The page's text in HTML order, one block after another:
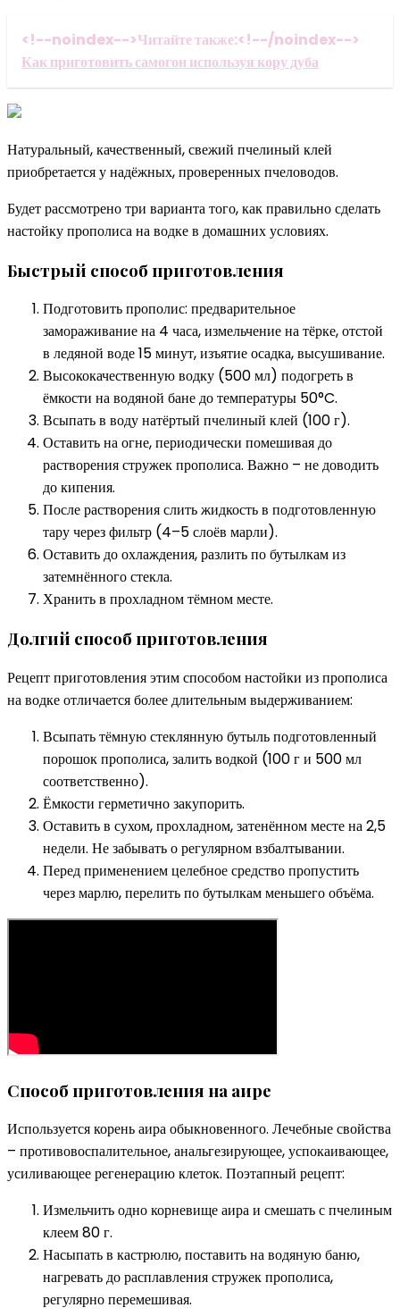
<!--noindex-->Читайте также:<!--/noindex-->
Как приготовить самогон используя кору дуба
Натуральный, качественный, свежий пчелиный клей
приобретается у надёжных, проверенных пчеловодов.
Будет рассмотрено три варианта того, как правильно сделать
настойку прополиса на водке в домашних условиях.
Быстрый способ приготовления
Подготовить прополис: предварительное
замораживание на 4 часа, измельчение на тёрке, отстой
в ледяной воде 15 минут, изъятие осадка, высушивание.
Высококачественную водку (500 мл) подогреть в
ёмкости на водяной бане до температуры 50°C.
Всыпать в воду натёртый пчелиный клей (100 г).
Оставить на огне, периодически помешивая до
растворения стружек прополиса. Важно – не доводить
до кипения.
После растворения слить жидкость в подготовленную
тару через фильтр (4–5 слоёв марли).
Оставить до охлаждения, разлить по бутылкам из
затемнённого стекла.
Хранить в прохладном тёмном месте.
Долгий способ приготовления
Рецепт приготовления этим способом настойки из прополиса
на водке отличается более длительным выдерживанием:
Всыпать тёмную стеклянную бутыль подготовленный
порошок прополиса, залить водкой (100 г и 500 мл
соответственно).
Ёмкости герметично закупорить.
Оставить в сухом, прохладном, затенённом месте на 2,5
недели. Не забывать о регулярном взбалтывании.
Перед применением целебное средство пропустить
через марлю, перелить по бутылкам меньшего объёма.
Способ приготовления на аире
Используется корень аира обыкновенного. Лечебные свойства
– противовоспалительное, анальгезирующее, успокаивающее,
усиливающее регенерацию клеток. Поэтапный рецепт:
Измельчить одно корневище аира и смешать с пчелиным
клеем 80 г.
Насыпать в кастрюлю, поставить на водяную баню,
нагревать до расплавления стружек прополиса,
регулярно перемешивая.